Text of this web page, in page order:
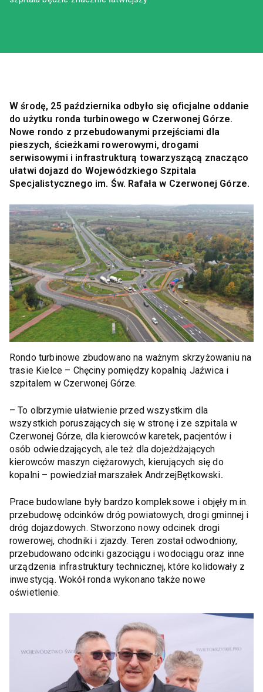
W środę, 25 października odbyło się oficjalne oddanie
do użytku ronda turbinowego w Czerwonej Górze.
Nowe rondo z przebudowanymi przejściami dla
pieszych, ścieżkami rowerowymi, drogami
serwisowymi i infrastrukturą towarzyszącą znacząco
ułatwi dojazd do Wojewódzkiego Szpitala
Specjalistycznego im. Św. Rafała w Czerwonej Górze.
Rondo turbinowe zbudowano na ważnym skrzyżowaniu na
trasie Kielce – Chęciny pomiędzy kopalnią Jaźwica i
szpitalem w Czerwonej Górze.
– To olbrzymie ułatwienie przed wszystkim dla
wszystkich poruszających się w stronę i ze szpitala w
Czerwonej Górze, dla kierowców karetek, pacjentów i
osób odwiedzających, ale też dla dojeżdżających
kierowców maszyn ciężarowych, kierujących się do
kopalni – powiedział marszałek AndrzejBętkowski.
Prace budowlane były bardzo kompleksowe i objęły m.in.
przebudowę odcinków dróg powiatowych, drogi gminnej i
dróg dojazdowych. Stworzono nowy odcinek drogi
rowerowej, chodniki i zjazdy. Teren został odwodniony,
przebudowano odcinki gazociągu i wodociągu oraz inne
urządzenia infrastruktury technicznej, które kolidowały z
inwestycją. Wokół ronda wykonano także nowe
oświetlenie.